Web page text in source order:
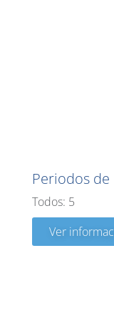
Periodos
Todos: 5
Ver